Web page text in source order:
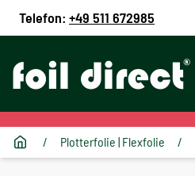
Telefon: +49 511 672985
/ Plotterfolie | Flexfolie /